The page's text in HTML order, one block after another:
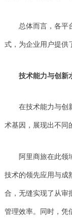
总体而言，各平
式，为企业用户提供
技术能力与创新
在技术能力与创
术基因，展现出不同
阿里商旅在此领
技术的领先应用与成
合，无缝实现了从审
管理效率。同时，凭